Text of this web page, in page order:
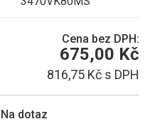
Cena bez DPH:
675,00 Kč
816,75 Kč s DPH
Na dotaz